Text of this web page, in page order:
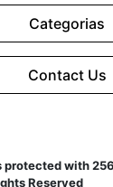
Categorias
Contact Us
protected with
Reserved